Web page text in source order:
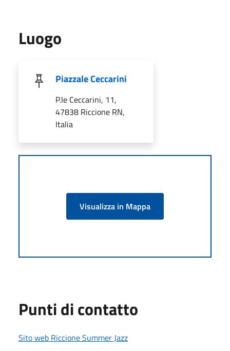
Luogo
Piazzale Ceccarini
P.le Ceccarini, 11,
47838 Riccione RN,
Italia
Visualizza in Mappa
Punti di contatto
Sito web Riccione Summer Jazz